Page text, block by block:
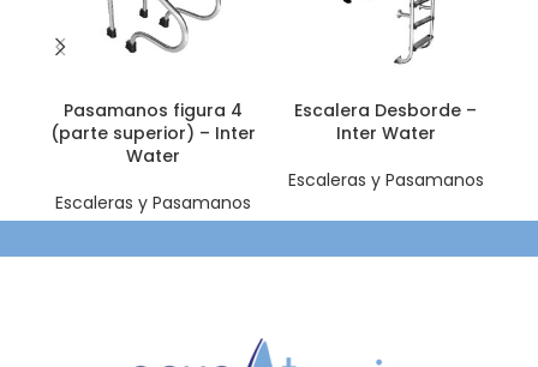
Pasamanos figura 4
(parte superior) – Inter
Water
Escaleras y Pasamanos
Escalera Desborde –
Inter Water
Escaleras y Pasamanos